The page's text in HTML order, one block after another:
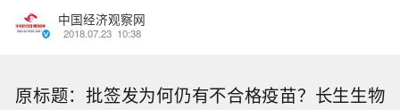
中国经济观察网
2018.07.23 10:38
原标题：批签发为何仍有不合格疫苗？长生生物